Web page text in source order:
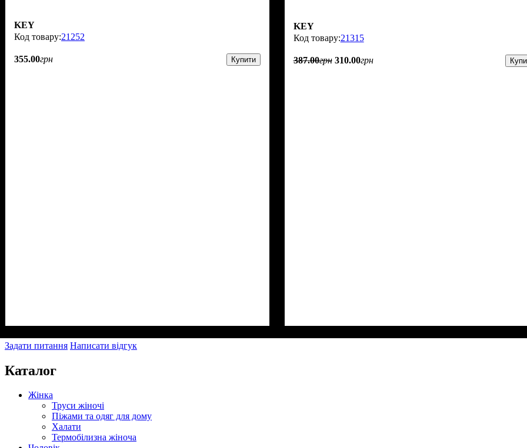
KEY
21252
355.00грн Купити
KEY
21315
387.00грн 310.00грн
Задати питання Написати відгук
Каталог
Жінка
Труси жіночі
Піжами та одяг для дому
Халати
Термобілизна жіноча